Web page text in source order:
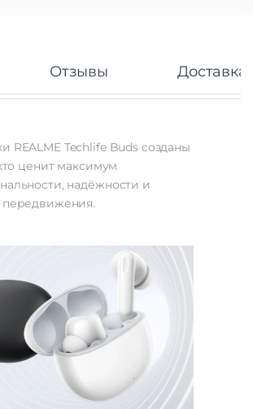
Отзывы Доставка
REALME Techlife Buds созданы
ценит максимум
надёжности и